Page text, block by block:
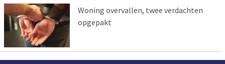
Woning overvallen, twee verdachten
opgepakt